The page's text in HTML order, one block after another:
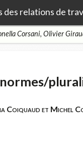
des relations de
Corsani, Olivier
Coiquaud et Michel